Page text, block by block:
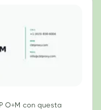
O+M con questa